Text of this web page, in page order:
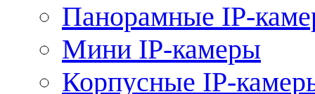
Панорамные IP-
Мини IP-камеры
Корпусные IP-